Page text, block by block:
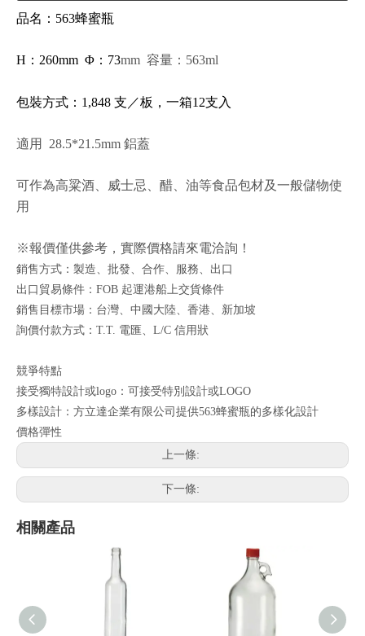
品名：563蜂蜜瓶
H ：260mm Φ：73mm 容量：563ml
包裝方式：1,848 支／板，一箱12支入
適用 28.5*21.5mm 鋁蓋
可作為高粱酒、威士忌、醋、油等食品包材及一般儲物使
用
※報價僅供參考，實際價格請來電洽詢！
銷售方式：製造、批發、合作、服務、出口
出口貿易條件：FOB 起運港船上交貨條件
銷售目標市場：台灣、中國大陸、香港、新加坡
詢價付款方式：T.T. 電匯、L/C 信用狀
競爭特點
接受獨特設計或logo：可接受特別設計或LOGO
多樣設計：方立達企業有限公司提供563蜂蜜瓶的多樣化設計
價格彈性
上一條:
下一條:
相關產品